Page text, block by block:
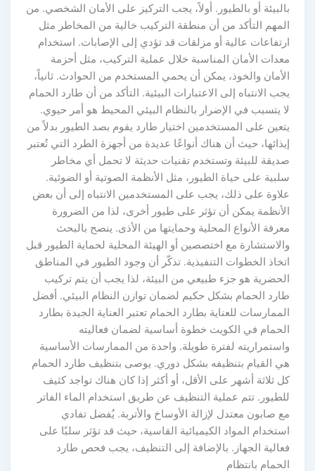
بالبيئة أو بالطيور. أولاً، يجب التركيز على الأمان الشخصي. من
المهم التأكد من أن منطقة التركيب خالية من المخاطر مثل
ارتفاعات عالية أو مزلقات قد تؤدي إلى الإصابات. استخدام
معدات الأمان المناسبة خلال عملية التركيب، مثل أحزمة
الأمان والخوذ، يمكن أن يحمي المستخدم من الحوادث. ثانياً،
يجب الانتباه إلى الاعتبارات البيئية. التأكد من أن طارد الحمام
لا يتسبب في الإضرار بالنظام البيئي المحيط هو أمر حيوي.
يتعين على المستخدمين اختيار طارد يقوم بصد الطيور بدلاً من
إيذائها، حيث أن هناك أنواعًا عديدة من أجهزة الطرد التي تُعتبر
صديقة للبيئة وتستخدم تقنيات حديثة لا تحمل أي مخاطر
سلبية على حياة الطيور، مثل الأنظمة الصوتية أو الضوئية.
علاوة على ذلك، يجب على المستخدمين الانتباه إلى أن بعض
الأنظمة يمكن أن تؤثر على طيور أخرى، لذا من الضرورة
معرفة الأنواع المحلية وحمايتها من الأذى. ينصح بالبحث
والاستشارة مع اختصصين أو الهيئة المحلية لحماية الطيور قبل
اتخاذ الخطوات التنفيذية. تذكّر أن وجود الطيور في المناطق
الحضرية هو جزء طبيعي من البيئة، لذا يجب أن يتم تركيب
طارد الحمام بشكل حكيم لضمان توازن النظام البيئي. أفضل
الممارسات للعناية بطارد الحمام تعتبر العناية الجيدة بطارد
الحمام في الكويت خطوة أساسية لضمان فعاليته
واستمراريته لفترة طويلة. واحدة من الممارسات الأساسية
هي القيام بتنظيفه بشكل دوري. يوصى بتنظيف طارد الحمام
كل ثلاثة أشهر على الأقل، أو أكثر إذا كان هناك تواجد كثيف
للطيور. تتم عملية التنظيف عن طريق استخدام الماء الفاتر
مع صابون معتدل لإزالة الأوساخ والأتربة. يُفضل تفادي
استخدام المواد الكيميائية القاسية، حيث قد تؤثر سلبًا على
فعالية الجهاز. بالإضافة إلى التنظيف، يجب فحص طارد
الحمام بانتظام